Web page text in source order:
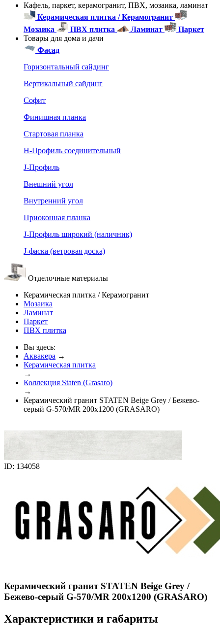
Кафель, паркет, керамогранит, ПВХ, мозаика, ламинат
Керамическая плитка / Керамогранит
Мозаика
ПВХ плитка Ламинат
Паркет
Товары для дома и дачи
Фасад
Горизонтальный сайдинг
Вертикальный сайдинг
Софит
Финишная планка
Стартовая планка
Н-Профиль соединительный
J-Профиль
Внешний угол
Внутренний угол
Приоконная планка
J-Профиль широкий (наличник)
J-фаска (ветровая доска)
Отделочные материалы
Керамическая плитка / Керамогранит
Мозаика
Ламинат
Паркет
ПВХ плитка
Вы здесь:
Аквакера →
Керамическая плитка
→
Коллекция Staten (Grasaro)
→
Керамический гранит STATEN Beige Grey / Бежево-
серый G-570/MR 200x1200 (GRASARO)
ID: 134058
Керамический гранит STATEN Beige Grey /
Бежево-серый G-570/MR 200x1200 (GRASARO)
Характеристики и габариты